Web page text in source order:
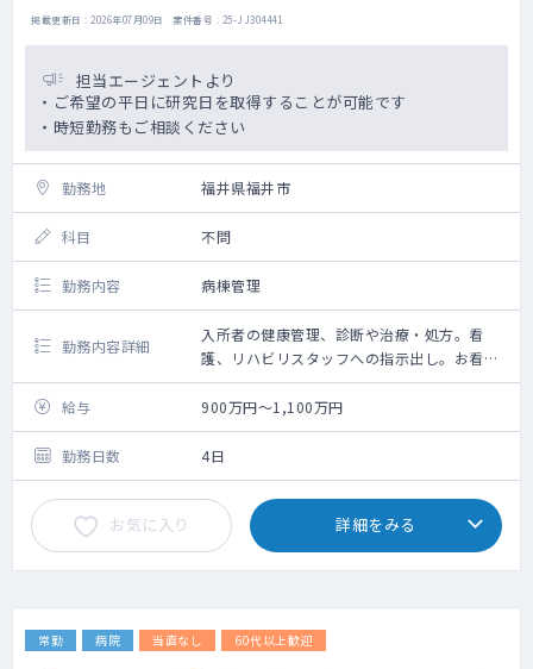
掲載更新日 : 2026年07月09日 案件番号 : 25-JJ304441
担当エージェントより
・ご希望の平日に研究日を取得することが可能です
・時短勤務もご相談ください
勤務地 福井県福井市
科目 不問
勤務内容 病棟管理
勤務内容詳細
入所者の健康管理、診断や治療・処方。看
護、リハビリスタッフへの指示出し。お看取
り。
管理会議への参加等
給与 900万円～1,100万円
勤務日数 4日
お気に入り 詳細をみる
常勤 病院 当直なし 60代以上歓迎